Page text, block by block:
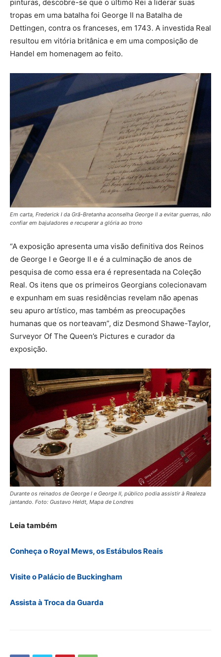
pinturas, descobre-se que o último Rei a liderar suas
tropas em uma batalha foi George II na Batalha de
Dettingen, contra os franceses, em 1743. A investida Real
resultou em vitória britânica e em uma composição de
Handel em homenagem ao feito.
Em carta, Frederick I da Grã-Bretanha aconselha George II a evitar guerras, não
confiar em bajuladores e recuperar a glória ao trono
“A exposição apresenta uma visão definitiva dos Reinos
de George I e George II e é a culminação de anos de
pesquisa de como essa era é representada na Coleção
Real. Os itens que os primeiros Georgians colecionavam
e expunham em suas residências revelam não apenas
seu apuro artístico, mas também as preocupações
humanas que os norteavam”, diz Desmond Shawe-Taylor,
Surveyor Of The Queen’s Pictures e curador da
exposição.
Durante os reinados de George I e George II, público podia assistir à Realeza
jantando. Foto: Gustavo Heldt, Mapa de Londres
Leia também
Conheça o Royal Mews, os Estábulos Reais
Visite o Palácio de Buckingham
Assista à Troca da Guarda